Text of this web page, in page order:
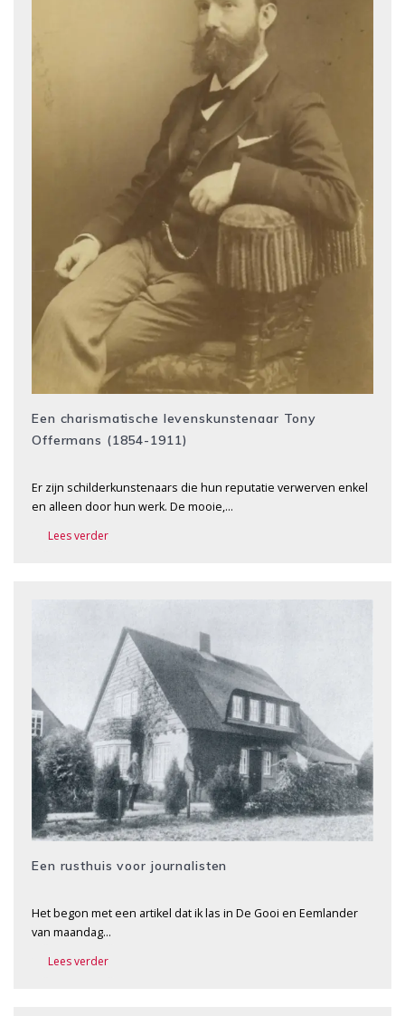
Een charismatische levenskunstenaar Tony
Offermans (1854-1911)
Er zijn schilderkunstenaars die hun reputatie verwerven enkel
en alleen door hun werk. De mooie,…
Lees verder
Een rusthuis voor journalisten
Het begon met een artikel dat ik las in De Gooi en Eemlander
van maandag…
Lees verder